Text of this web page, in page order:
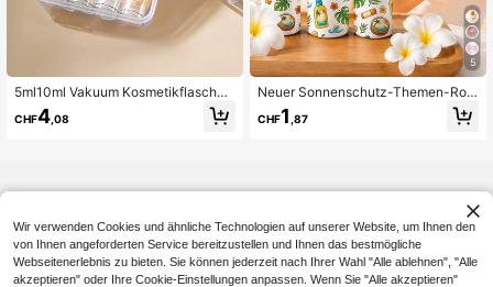
5ml10ml Vakuum Kosmetikflaschen
Set, tragbare leere Probenbehälter
mit Pumpe, mehrfach verwendbare
CHF4 ,08
5
Neuer Sonnenschutz-Themen-Roll
ball-Lotion-Applikator, abnehmbare
r Sonnenschutz-Applikator, geeign
CHF1 ,87
Wir verwenden Cookies und ähnliche Technologien auf unserer Website, um Ihnen den
von Ihnen angeforderten Service bereitzustellen und Ihnen das bestmögliche
Webseitenerlebnis zu bieten. Sie können jederzeit nach Ihrer Wahl "Alle ablehnen", "Alle
akzeptieren" oder Ihre Cookie-Einstellungen anpassen. Wenn Sie "Alle akzeptieren"